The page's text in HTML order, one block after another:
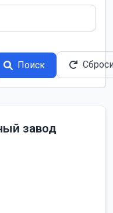
Поиск
завод